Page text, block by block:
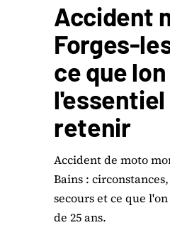
Accident
Forges-
ce que
l'essentiel
retenir
Accident de moto
Bains :
secours et ce que
de 25 ans.